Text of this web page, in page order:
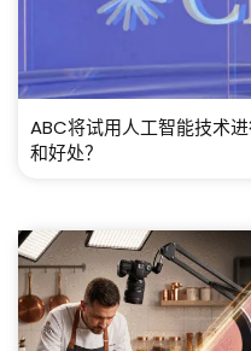
ABC将试用人工智能技术
和好处？